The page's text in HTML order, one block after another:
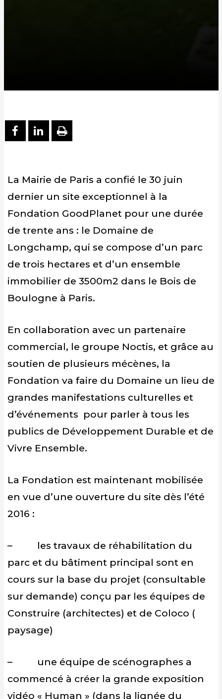
PARTAGER SUR FACEBOOK
PARTAGER SUR LINKEDIN
IMPRIMER
La Mairie de Paris a confié le 30 juin
dernier un site exceptionnel à la
Fondation GoodPlanet pour une durée
de trente ans : le Domaine de
Longchamp, qui se compose d’un parc
de trois hectares et d’un ensemble
immobilier de 3500m2 dans le Bois de
Boulogne à Paris.
En collaboration avec un partenaire
commercial, le groupe Noctis, et grâce au
soutien de plusieurs mécènes, la
Fondation va faire du Domaine un lieu de
grandes manifestations culturelles et
d’événements pour parler à tous les
publics de Développement Durable et de
Vivre Ensemble.
La Fondation est maintenant mobilisée
en vue d’une ouverture du site dès l’été
2016 :
– les travaux de réhabilitation du
parc et du bâtiment principal sont en
cours sur la base du projet (consultable
sur demande) conçu par les équipes de
Construire (architectes) et de Coloco (
paysage)
– une équipe de scénographes a
commencé à créer la grande exposition
vidéo « Human » (dans la lignée du